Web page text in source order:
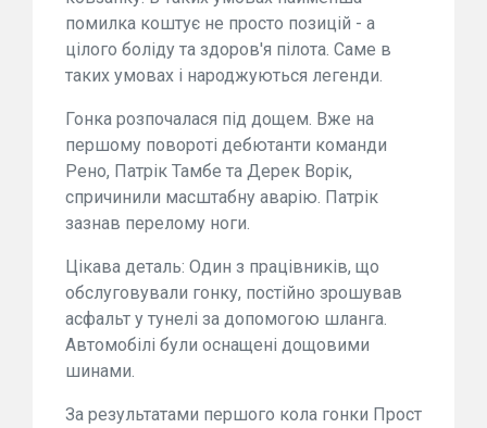
помилка коштує не просто позицій - а
цілого боліду та здоров'я пілота. Саме в
таких умовах і народжуються легенди.
Гонка розпочалася під дощем. Вже на
першому повороті дебютанти команди
Рено, Патрік Тамбе та Дерек Ворік,
спричинили масштабну аварію. Патрік
зазнав перелому ноги.
Цікава деталь: Один з працівників, що
обслуговували гонку, постійно зрошував
асфальт у тунелі за допомогою шланга.
Автомобілі були оснащені дощовими
шинами.
За результатами першого кола гонки Прост